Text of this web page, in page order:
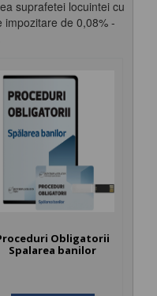
suprafetei locuintei cu
impozitare de 0,08% -
Obligatorii
Spalarea banilor